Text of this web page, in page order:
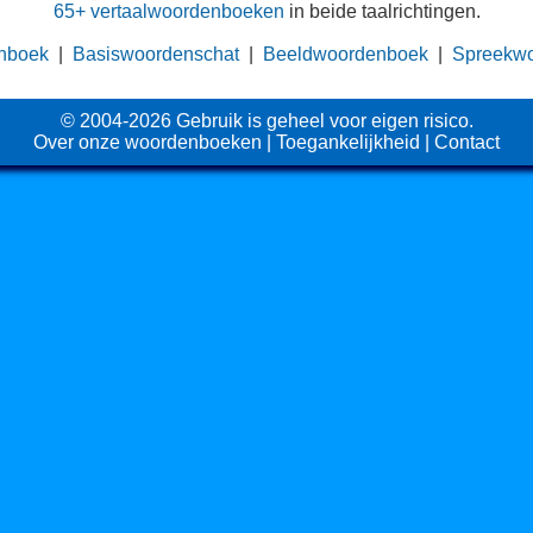
65+ vertaalwoordenboeken in beide taalrichtingen.
| Basiswoordenschat| Beeldwoordenboek|
© 2004-2026 Gebruik is geheel voor eigen risico.
Over onze woordenboeken
Toegankelijkheid Contact